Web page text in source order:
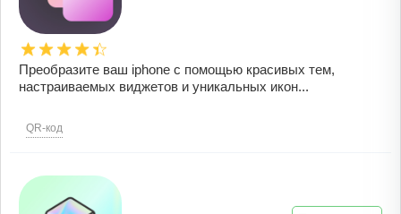
Преобразите ваш iphone с помощью красивых тем,
настраиваемых виджетов и уникальных икон...
QR-код